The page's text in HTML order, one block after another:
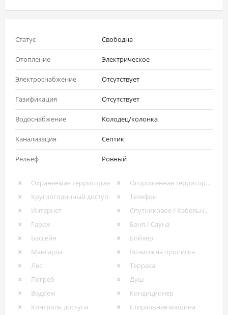
Статус Свободна
Отопление Электрическое
Электроснабжение Отсутствует
Газификация Отсутствует
Водоснабжение Колодец/колонка
Канализация Септик
Рельеф Ровный
Охраняемая территория
Огороженная территория
Круглогодичный доступ
Телефон
Интернет
Спутниковое / Кабельное ТВ
Гараж
Баня / Сауна
Бассейн
Бойлер
Мансарда
Возможна прописка
Лес
Терраса
Погреб
Душ
Водоем
Кондиционер
Контроль доступа
Стиральная машина